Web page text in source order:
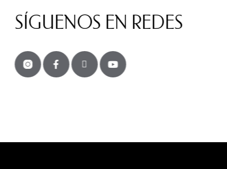
SÍGUENOS EN REDES